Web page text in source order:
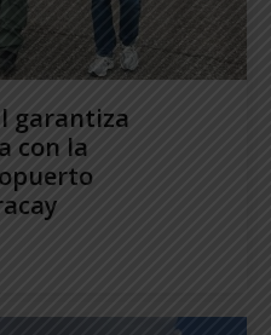
garantiza
con la